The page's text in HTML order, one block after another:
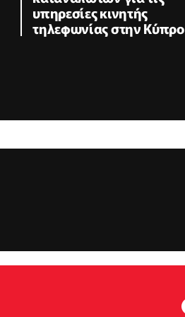
υπηρεσίες κινητής
τηλεφωνίας στην Κύπρο